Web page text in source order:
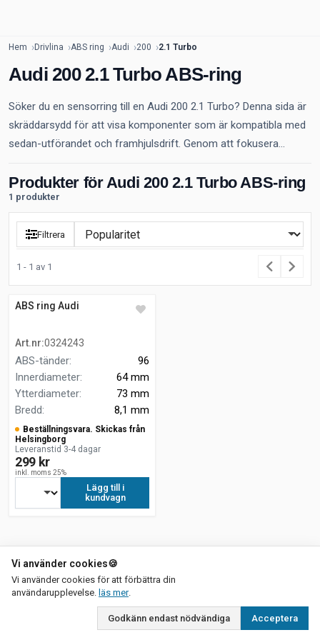
Hem Drivlina ABS ring Audi 200 2.1 Turbo
Audi 200 2.1 Turbo ABS-ring
Söker du en sensorring till en Audi 200 2.1 Turbo? Denna sida är
skräddarsydd för att visa komponenter som är kompatibla med
sedan-utförandet och framhjulsdrift. Genom att fokusera...
Produkter för Audi 200 2.1 Turbo ABS-ring
1 produkter
Filtrera
1 - 1 av 1
ABS ring Audi
Art.nr:0324243
ABS-tänder:
96
Innerdiameter:
64 mm
Ytterdiameter:
73 mm
Bredd: 8,1 mm
Beställningsvara. Skickas från
Helsingborg
Leveranstid 3-4 dagar
299 kr
inkl. moms 25%
Lägg till i
kundvagn
Vi använder cookies🍪
Vi använder cookies för att förbättra din
användarupplevelse. läs merom vår integritetspolicy
.
Godkänn endast nödvändiga Acceptera